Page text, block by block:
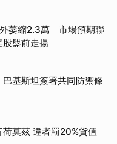
萎縮2.3萬 市場預期聯
股盤前走揚
基斯坦簽署共同防禦條
莫茲 違者罰20%貨值